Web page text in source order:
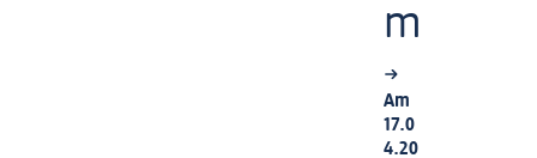
m
Am
17.0
4.20